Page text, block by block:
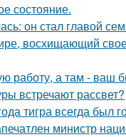
состояние.
он стал главой
восхищающий
работу, а там - ваш
встречают рассвет?
тигра всегда был
министр